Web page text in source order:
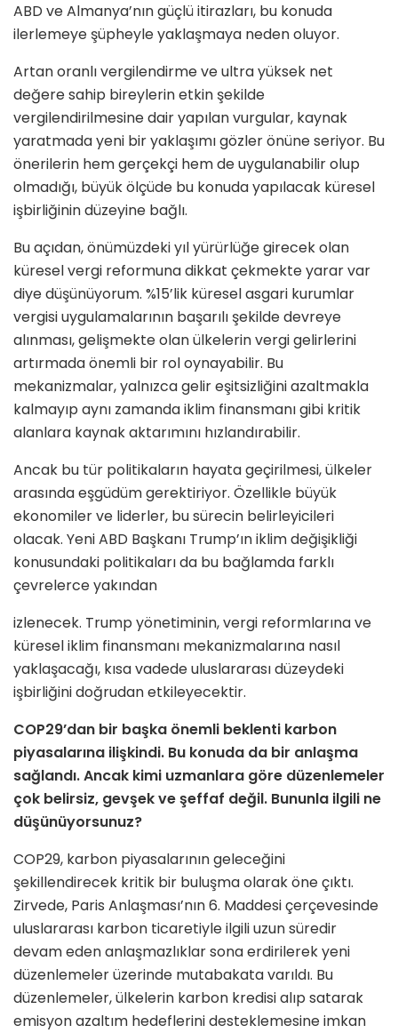
ABD ve Almanya’nın güçlü itirazları, bu konuda
ilerlemeye şüpheyle yaklaşmaya neden oluyor.
Artan oranlı vergilendirme ve ultra yüksek net
değere sahip bireylerin etkin şekilde
vergilendirilmesine dair yapılan vurgular, kaynak
yaratmada yeni bir yaklaşımı gözler önüne seriyor. Bu
önerilerin hem gerçekçi hem de uygulanabilir olup
olmadığı, büyük ölçüde bu konuda yapılacak küresel
işbirliğinin düzeyine bağlı.
Bu açıdan, önümüzdeki yıl yürürlüğe girecek olan
küresel vergi reformuna dikkat çekmekte yarar var
diye düşünüyorum. %15’lik küresel asgari kurumlar
vergisi uygulamalarının başarılı şekilde devreye
alınması, gelişmekte olan ülkelerin vergi gelirlerini
artırmada önemli bir rol oynayabilir. Bu
mekanizmalar, yalnızca gelir eşitsizliğini azaltmakla
kalmayıp aynı zamanda iklim finansmanı gibi kritik
alanlara kaynak aktarımını hızlandırabilir.
Ancak bu tür politikaların hayata geçirilmesi, ülkeler
arasında eşgüdüm gerektiriyor. Özellikle büyük
ekonomiler ve liderler, bu sürecin belirleyicileri
olacak. Yeni ABD Başkanı Trump’ın iklim değişikliği
konusundaki politikaları da bu bağlamda farklı
çevrelerce yakından
izlenecek. Trump yönetiminin, vergi reformlarına ve
küresel iklim finansmanı mekanizmalarına nasıl
yaklaşacağı, kısa vadede uluslararası düzeydeki
işbirliğini doğrudan etkileyecektir.
COP29’dan bir başka önemli beklenti karbon
piyasalarına ilişkindi. Bu konuda da bir anlaşma
sağlandı. Ancak kimi uzmanlara göre düzenlemeler
çok belirsiz, gevşek ve şeffaf değil. Bununla ilgili ne
düşünüyorsunuz?
COP29, karbon piyasalarının geleceğini
şekillendirecek kritik bir buluşma olarak öne çıktı.
Zirvede, Paris Anlaşması’nın 6. Maddesi çerçevesinde
uluslararası karbon ticaretiyle ilgili uzun süredir
devam eden anlaşmazlıklar sona erdirilerek yeni
düzenlemeler üzerinde mutabakata varıldı. Bu
düzenlemeler, ülkelerin karbon kredisi alıp satarak
emisyon azaltım hedeflerini desteklemesine imkan